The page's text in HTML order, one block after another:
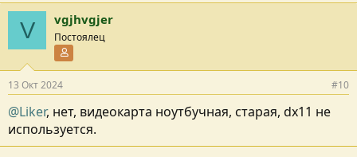
V vgjhvgjer
Постоялец
13 Окт 2024 #10
@Liker, нет, видеокарта ноутбучная, старая, dx11 не
используется.